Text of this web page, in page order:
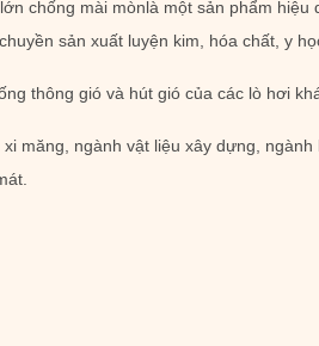
chống mài mònlà một sản phẩm
sản xuất luyện kim, hóa chất, y
thông gió và hút gió của các lò hơi
măng, ngành vật liệu xây dựng,